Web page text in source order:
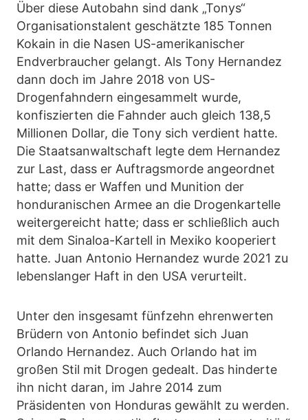
Über diese Autobahn sind dank „Tonys“
Organisationstalent geschätzte 185 Tonnen
Kokain in die Nasen US-amerikanischer
Endverbraucher gelangt. Als Tony Hernandez
dann doch im Jahre 2018 von US-
Drogenfahndern eingesammelt wurde,
konfiszierten die Fahnder auch gleich 138,5
Millionen Dollar, die Tony sich verdient hatte.
Die Staatsanwaltschaft legte dem Hernandez
zur Last, dass er Auftragsmorde angeordnet
hatte; dass er Waffen und Munition der
honduranischen Armee an die Drogenkartelle
weitergereicht hatte; dass er schließlich auch
mit dem Sinaloa-Kartell in Mexiko kooperiert
hatte. Juan Antonio Hernandez wurde 2021 zu
lebenslanger Haft in den USA verurteilt.
Unter den insgesamt fünfzehn ehrenwerten
Brüdern von Antonio befindet sich Juan
Orlando Hernandez. Auch Orlando hat im
großen Stil mit Drogen gedealt. Das hinderte
ihn nicht daran, im Jahre 2014 zum
Präsidenten von Honduras gewählt zu werden.